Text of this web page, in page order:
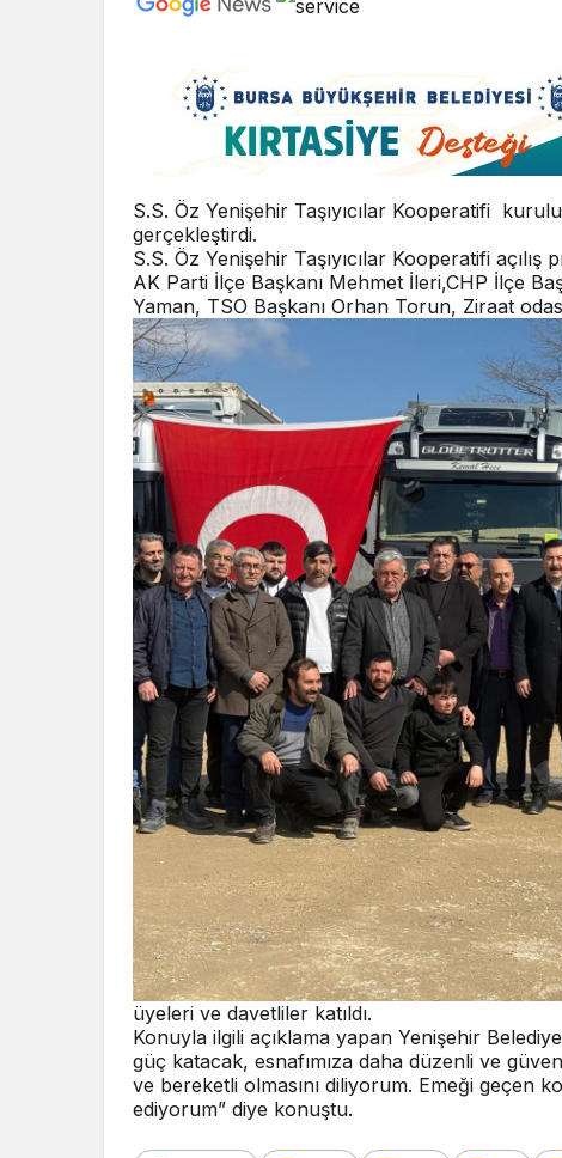
S.S. Öz Yenişehir Taşıyıcılar Kooperatifi
gerçekleştirdi.
S.S. Öz Yenişehir Taşıyıcılar Kooperatifi
AK Parti İlçe Başkanı Mehmet İleri,CHP İlçe
Yaman, TSO Başkanı Orhan Torun, Ziraat
üyeleri ve davetliler katıldı.
Konuyla ilgili açıklama yapan Yenişehir
güç katacak, esnafımıza daha düzenli ve
ve bereketli olmasını diliyorum. Emeği geçen
ediyorum” diye konuştu.